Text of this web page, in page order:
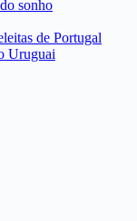
sonho
de Portugal
Uruguai